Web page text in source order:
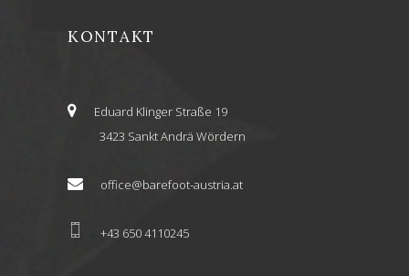
KONTAKT
Eduard Klinger Straße 19
3423 Sankt Andrä Wördern
office@barefoot-austria.at
+43 650 4110245